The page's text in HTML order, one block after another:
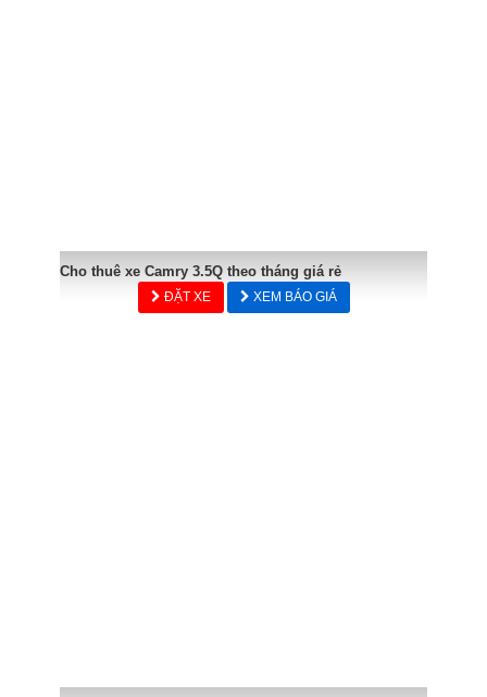
Cho thuê xe Camry 3.5Q theo tháng giá rẻ
ĐẶT XE XEM BÁO GIÁ